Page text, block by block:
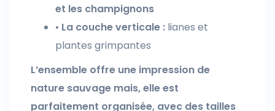
et les champignons
• La couche verticale : lianes et
plantes grimpantes
L’ensemble offre une impression de
nature sauvage mais, elle est
parfaitement organisée, avec des tailles